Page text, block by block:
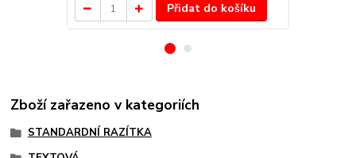
Přidat do košíku
Zboží zařazeno v kategoriích
STANDARDNÍ RAZÍTKA